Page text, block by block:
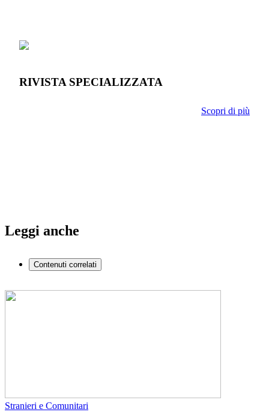
RIVISTA SPECIALIZZATA
Scopri di più
Leggi anche
Contenuti correlati
Stranieri e Comunitari